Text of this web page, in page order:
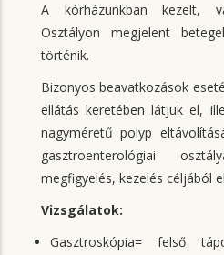
A kórházunkban kezelt,
Osztályon megjelent
történik.
Bizonyos beavatkozások
ellátás keretében látjuk el,
nagyméretű polyp
gasztroenterológiai
megfigyelés, kezelés céljából
Vizsgálatok:
Gasztroskópia= felső